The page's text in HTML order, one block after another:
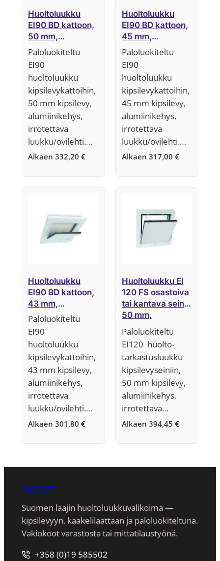
Huoltoluukku
EI90 BD kattoon,
50 mm,
Järjestelmä F6
Paloluokiteltu
EI90
huoltoluukku
kipsilevykattoihin,
50 mm kipsilevy,
alumiinikehys,
irrotettava
luukku/ovilehti.…
Alkaen 332,20 €
Huoltoluukku
EI90 BD kattoon,
45 mm,
Järjestelmä F6
Paloluokiteltu
EI90
huoltoluukku
kipsilevykattoihin,
45 mm kipsilevy,
alumiinikehys,
irrotettava
luukku/ovilehti.…
Alkaen 317,00 €
Huoltoluukku
EI90 BD kattoon,
43 mm,
Järjestelmä F6
Paloluokiteltu
EI90
huoltoluukku
kipsilevykattoihin,
43 mm kipsilevy,
alumiinikehys,
irrotettava
luukku/ovilehti.…
Alkaen 301,80 €
Huoltoluukku EI
120 FS osastoiva
tai kantava seinä,
50 mm,
Järjestelmä F5
Paloluokiteltu
EI120 huolto-
tarkastusluukku
kipsilevyseiniin,
50 mm kipsilevy,
alumiinikehys,
irrotettava…
Alkaen 394,45 €
RAKNET
Suomen laajin huoltoluukkuvalikoima —
kipsilevyyn, kaakeli­laattaan ja paloluokiteltuna.
Vakiokoot varastosta tai mittatilaustyönä.
+358 (0)19 585502